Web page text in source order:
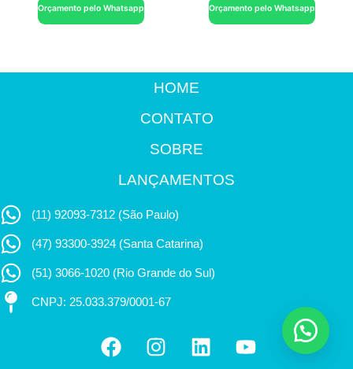
Orçamento pelo Whatsapp Orçamento pelo Whatsapp
HOME
CONTATO
SOBRE
LANÇAMENTOS
(11) 92093-7312 (São Paulo)
(47) 93300-3924 (Santa Catarina)
(51) 3066-1020 (Rio Grande do Sul)
CNPJ: 25.033.379/0001-67